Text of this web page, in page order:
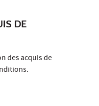
DE
des acquis de